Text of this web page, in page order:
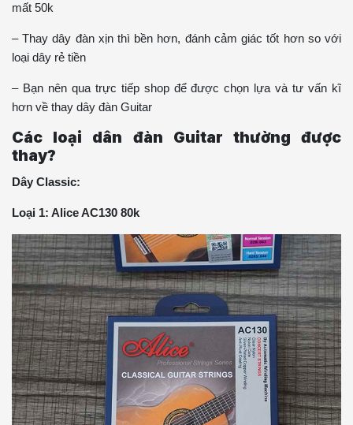
mất 50k
– Thay dây đàn xịn thì bền hơn, đánh cảm giác tốt hơn so với
loại dây rẻ tiền
– Bạn nên qua trực tiếp shop để được chọn lựa và tư vấn kĩ
hơn về thay dây đàn Guitar
Các loại dân đàn Guitar thường được
thay?
Dây Classic:
Loại 1: Alice AC130 80k